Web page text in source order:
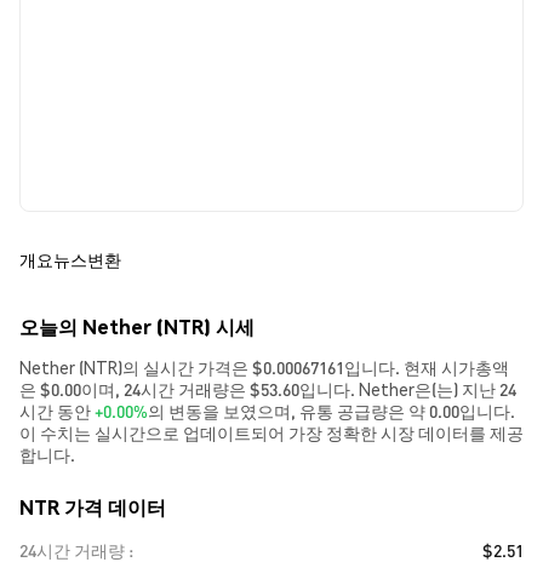
개요뉴스변환
오늘의 Nether (NTR) 시세
Nether (NTR)의 실시간 가격은 $0.00067161입니다. 현재 시가총액
은 $0.00이며, 24시간 거래량은 $53.60입니다. Nether은(는) 지난 24
시간 동안+0.00%의 변동을 보였으며, 유통 공급량은 약 0.00입니다.
이 수치는 실시간으로 업데이트되어 가장 정확한 시장 데이터를 제공
합니다.
NTR 가격 데이터
24시간 거래량
$2.51